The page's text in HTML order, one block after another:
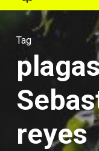
Tag
reyes